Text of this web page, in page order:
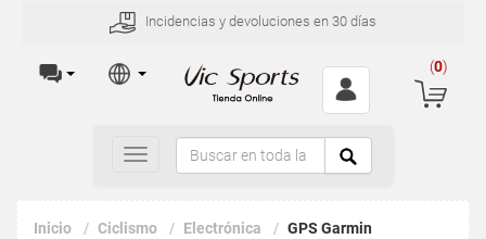
Incidencias y devoluciones en 30 días
(0)
Toggle
navigation
Inicio Ciclismo Electrónica GPS Garmin